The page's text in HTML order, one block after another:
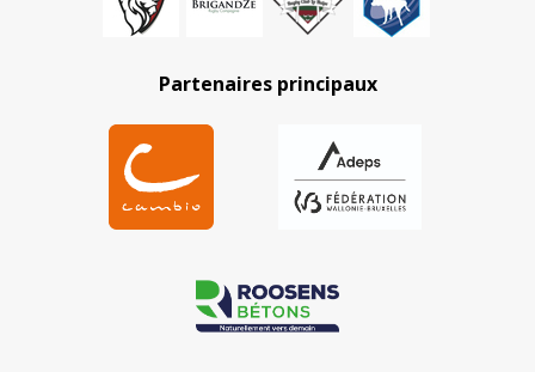
Partenaires principaux